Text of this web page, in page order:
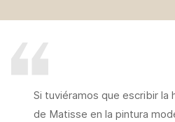
Si tuviéramos que escribir la
de Matisse en la pintura